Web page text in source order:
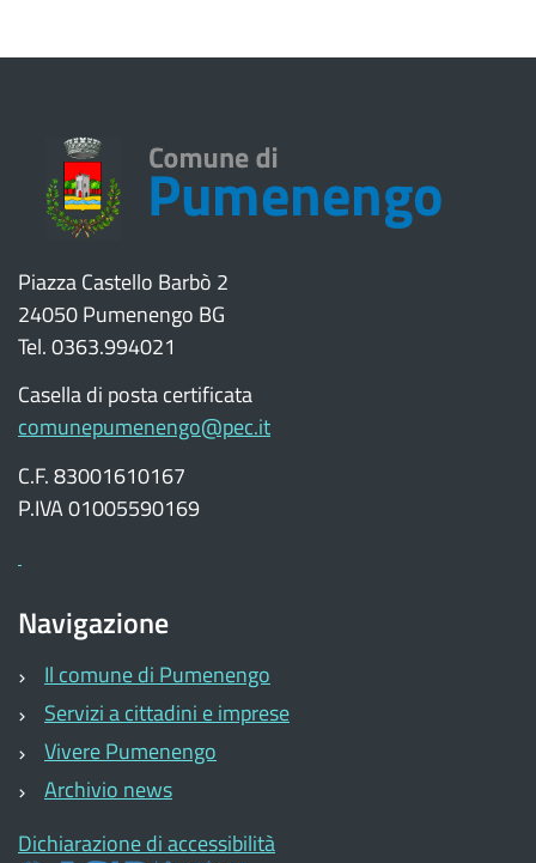
Piazza Castello Barbò 2
24050 Pumenengo BG
Tel. 0363.994021
Casella di posta certificata
comunepumenengo@pec.it
C.F. 83001610167
P.IVA 01005590169
Navigazione
Il comune di Pumenengo
Servizi a cittadini e imprese
Vivere Pumenengo
Archivio news
Dichiarazione di accessibilità